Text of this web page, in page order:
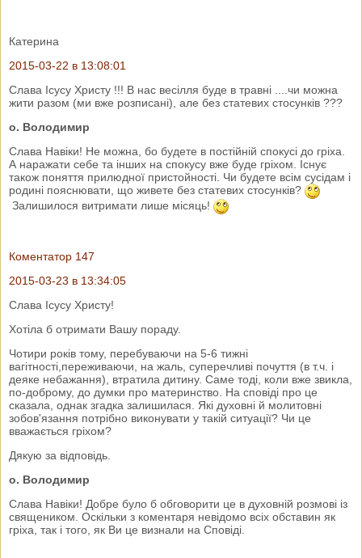
Катерина
2015-03-22 в 13:08:01
Слава Ісусу Христу !!! В нас весілля буде в травні ....чи можна
жити разом (ми вже розписані), але без статевих стосунків ???
о. Володимир
Слава Навіки! Не можна, бо будете в постійній спокусі до гріха.
А наражати себе та інших на спокусу вже буде гріхом. Існує
також поняття прилюдної пристойності. Чи будете всім сусідам і
родині пояснювати, що живете без статевих стосунків?
Залишилося витримати лише місяць!
Коментатор 147
2015-03-23 в 13:34:05
Слава Ісусу Христу!
Хотіла б отримати Вашу пораду.
Чотири років тому, перебуваючи на 5-6 тижні
вагітності,переживаючи, на жаль, суперечливі почуття (в т.ч. і
деяке небажання), втратила дитину. Саме тоді, коли вже звикла,
по-доброму, до думки про материнство. На сповіді про це
сказала, однак згадка залишилася. Які духовні й молитовні
зобов'язання потрібно виконувати у такій ситуації? Чи це
вважається гріхом?
Дякую за відповідь.
о. Володимир
Слава Навіки! Добре було б обговорити це в духовній розмові із
священиком. Оскільки з коментаря невідомо всіх обставин як
гріха, так і того, як Ви це визнали на Сповіді.